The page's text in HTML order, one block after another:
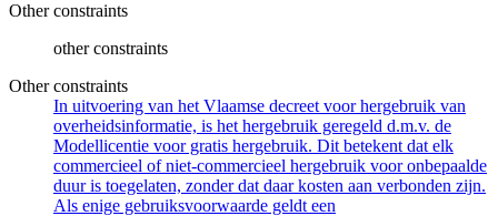
Other constraints
other constraints
Other constraints
In uitvoering van het Vlaamse decreet voor hergebruik van
overheidsinformatie, is het hergebruik geregeld d.m.v. de
Modellicentie voor gratis hergebruik. Dit betekent dat elk
commercieel of niet-commercieel hergebruik voor onbepaalde
duur is toegelaten, zonder dat daar kosten aan verbonden zijn.
Als enige gebruiksvoorwaarde geldt een